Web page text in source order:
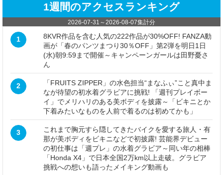
1週間のアクセスランキング
2026-07-31 ～2026-08-07集計分
1
8KVR作品を含む人気の222作品が30%OFF! FANZA動
画が「春のパンツまつり30％OFF」第2弾を明日1日
(水)朝9:59まで開催～キャンペーンガールは田野憂さ
ん
2
「FRUITS ZIPPER」の水色担当“まなふぃ”こと真中ま
なが待望の初水着グラビアに挑戦! 「週刊プレイボー
イ」でメリハリのある美ボディを披露～「ビキニとか
下着みたいなものを人前で着るのは初めてかも」
3
これまで胸元すら隠してきたバイクを愛する旅人・有
那が美ボディをビキニなどで初披露! 芸能界デビュー
の初仕事は「週プレ」の水着グラビア～同い年の相棒
「Honda X4」で日本全国2万km以上走破。グラビア
挑戦への想いも語ったメイキング動画も